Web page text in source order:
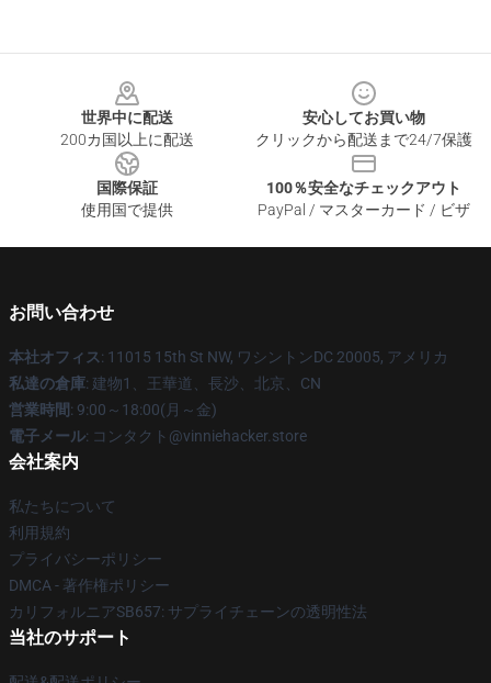
世界中に配送
200カ国以上に配送
安心してお買い物
クリックから配送まで24/7保護
国際保証
使用国で提供
100％安全なチェックアウト
PayPal / マスターカード / ビザ
お問い合わせ
本社オフィス: 11015 15th St NW, ワシントンDC 20005, アメリカ
私達の倉庫: 建物1、王華道、長沙、北京、CN
営業時間: 9:00～18:00(月～金)
電子メール: コンタクト@vinniehacker.store
会社案内
私たちについて
利用規約
プライバシーポリシー
DMCA - 著作権ポリシー
カリフォルニアSB657: サプライチェーンの透明性法
当社のサポート